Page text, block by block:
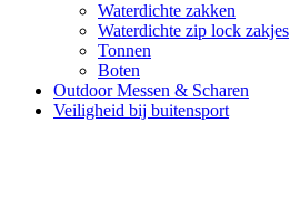
Waterdichte zakken
Waterdichte zip lock zakjes
Tonnen
Boten
Outdoor Messen & Scharen
Veiligheid bij buitensport